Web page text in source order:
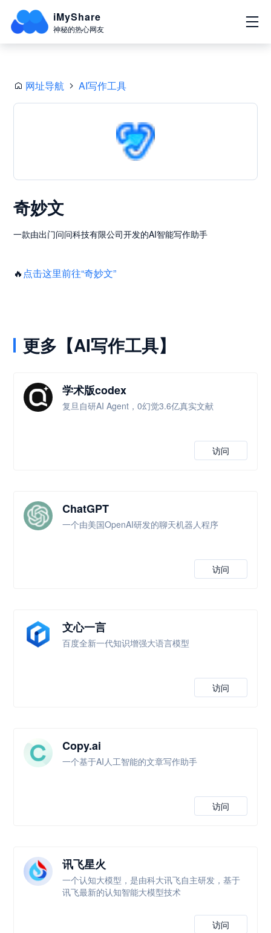
iMyShare
神秘的热心网友
网址导航 AI写作工具
奇妙文
一款由出门问问科技有限公司开发的AI智能写作助手
🔥 点击这里前往“奇妙文”
更多【AI写作工具】
学术版codex
复旦自研AI Agent，0幻觉3.6亿真实文献
访问
ChatGPT
一个由美国OpenAI研发的聊天机器人程序
访问
文心一言
百度全新一代知识增强大语言模型
访问
Copy.ai
一个基于AI人工智能的文章写作助手
访问
讯飞星火
一个认知大模型，是由科大讯飞自主研发，基于
讯飞最新的认知智能大模型技术
访问